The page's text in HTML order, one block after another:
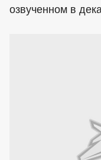
озвученном в